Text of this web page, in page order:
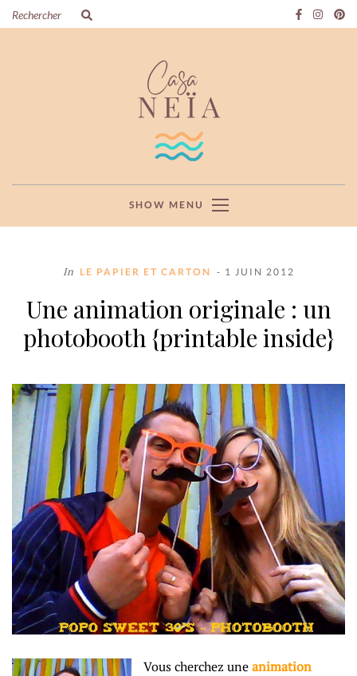
SHOW MENU
In LE PAPIER ET CARTON - 1 JUIN 2012
Une animation originale : un
photobooth {printable inside}
Vous cherchez uneanimation